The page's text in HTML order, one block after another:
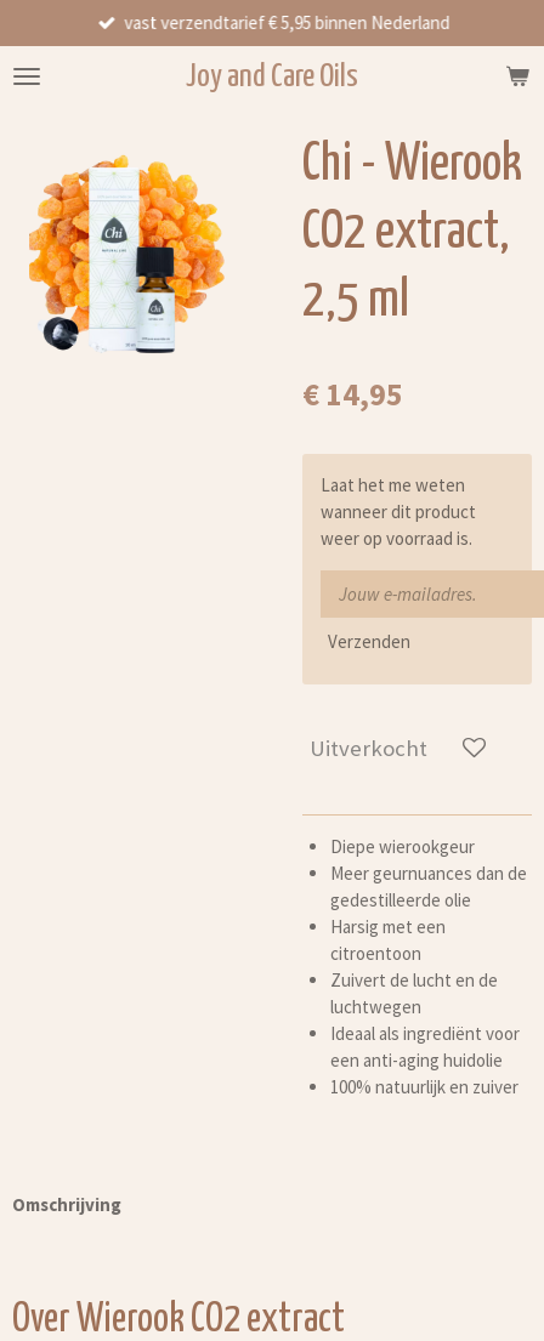
direct
naar
Joy and Care Oils
vast verzendtarief € 5,95 binnen Nederland
Chi - Wierook
CO2 extract,
2,5 ml
€ 14,95
Laat het me weten
wanneer dit product
weer op voorraad is.
Verzenden
Uitverkocht
Diepe wierookgeur
Meer geurnuances dan de
gedestilleerde olie
Harsig met een
citroentoon
Zuivert de lucht en de
luchtwegen
Ideaal als ingrediënt voor
een anti-aging huidolie
100% natuurlijk en zuiver
Omschrijving
Over Wierook CO2 extract